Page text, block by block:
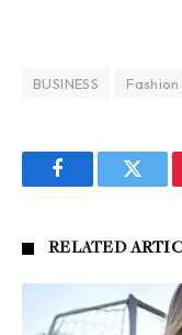
BUSINESS Fashion
Facebook
RELATED